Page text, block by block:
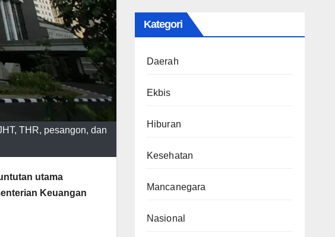
THR, pesangon, dan
utama
Keuangan
Kategori
Daerah
Ekbis
Hiburan
Kesehatan
Mancanegara
Nasional